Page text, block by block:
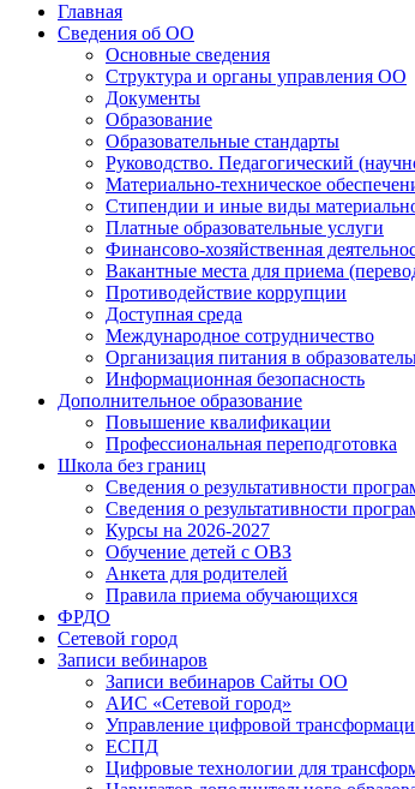
Главная
Сведения об ОО
Основные сведения
Структура и органы управления ОО
Документы
Образование
Образовательные стандарты
Руководство. Педагогический
Материально-техническое
Стипендии и иные виды
Платные образовательные услуги
Финансово-хозяйственная
Вакантные места для приема
Противодействие коррупции
Доступная среда
Международное сотрудничество
Организация питания в
Информационная безопасность
Дополнительное образование
Повышение квалификации
Профессиональная переподготовка
Школа без границ
Сведения о результативности
Сведения о результативности
Курсы на 2026-2027
Обучение детей с ОВЗ
Анкета для родителей
Правила приема обучающихся
ФРДО
Сетевой город
Записи вебинаров
Записи вебинаров Сайты ОО
АИС «Сетевой город»
Управление цифровой
ЕСПД
Цифровые технологии для